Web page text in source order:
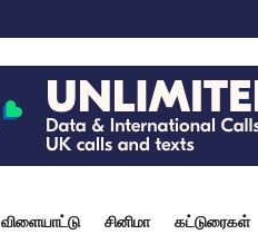
விளையாட்டு சினிமா கட்டுரைகள்